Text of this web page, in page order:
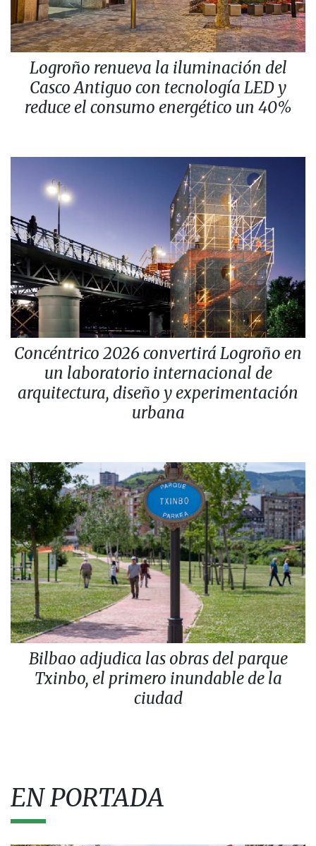
Logroño renueva la iluminación del
Casco Antiguo con tecnología LED y
reduce el consumo energético un 40%
Concéntrico 2026 convertirá Logroño en
un laboratorio internacional de
arquitectura, diseño y experimentación
urbana
Bilbao adjudica las obras del parque
Txinbo, el primero inundable de la
ciudad
EN PORTADA